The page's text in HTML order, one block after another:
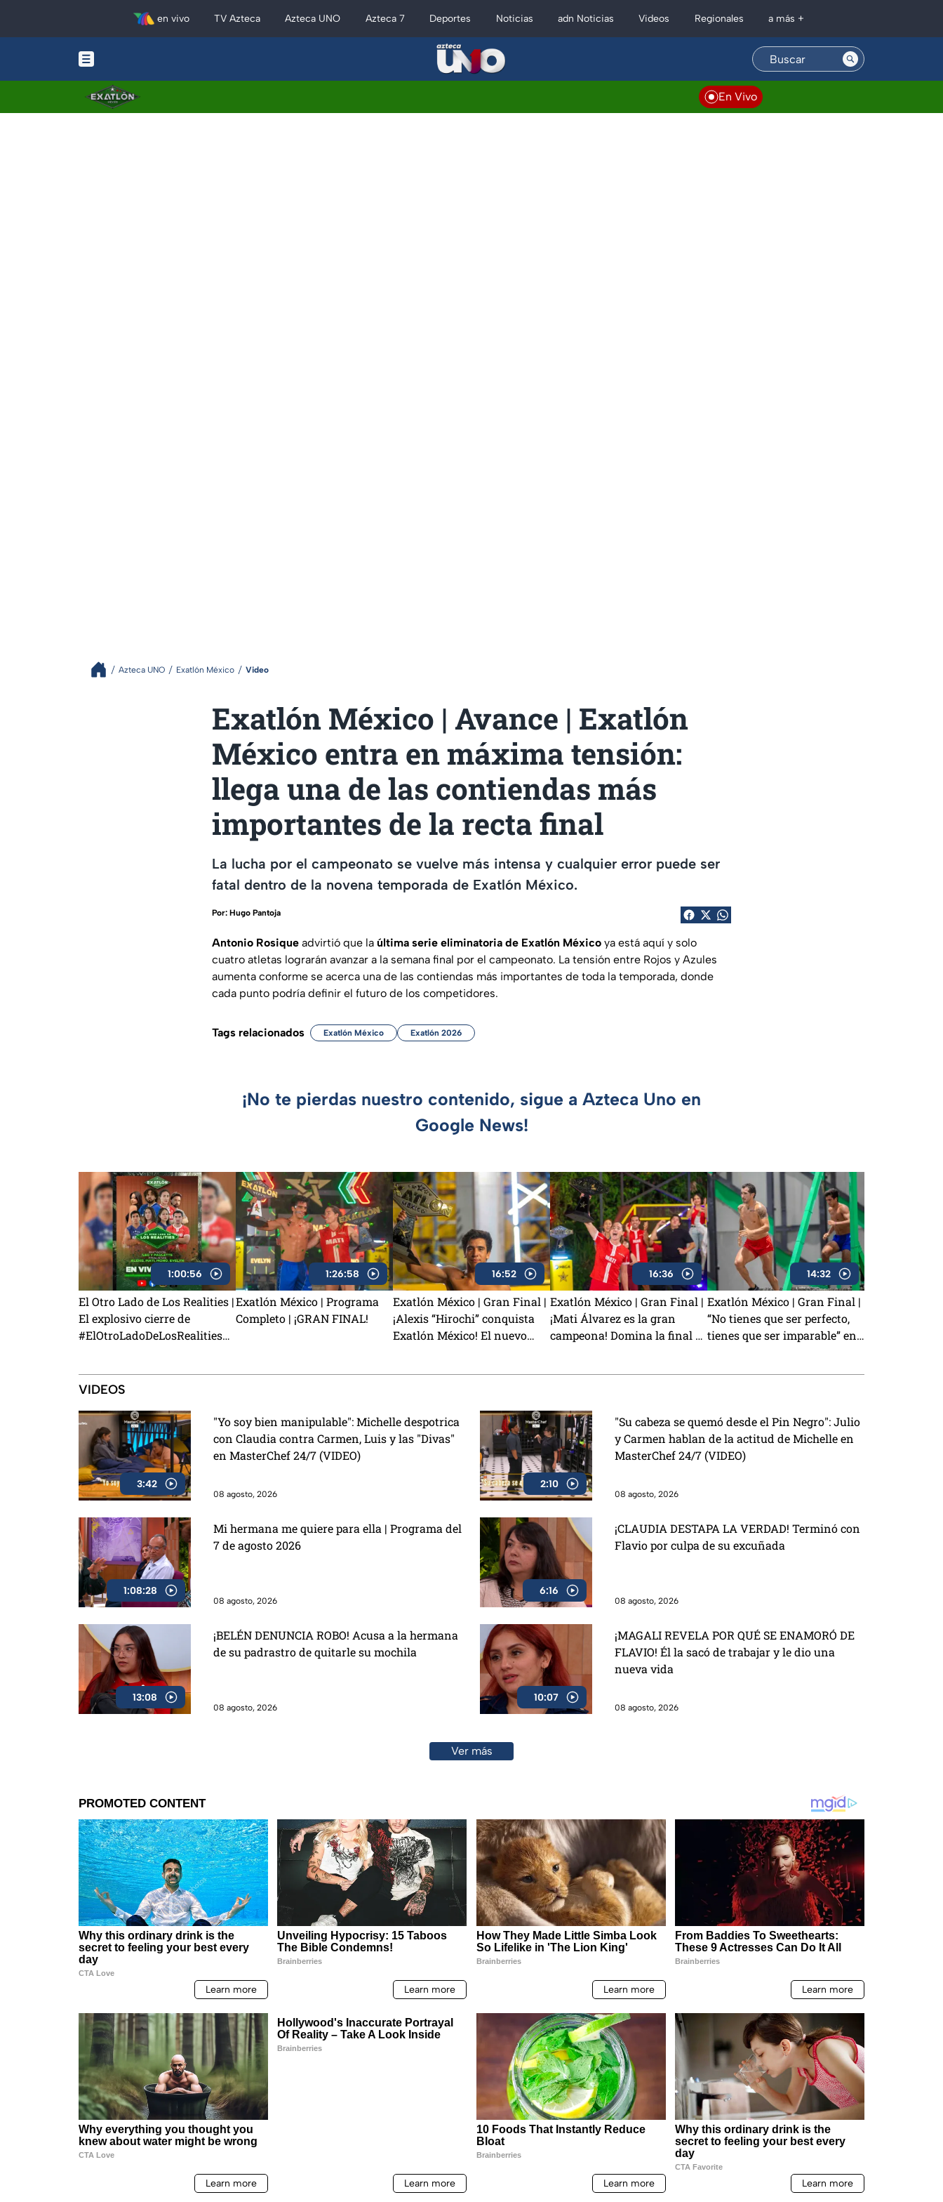
en vivo TV Azteca Azteca UNO Azteca 7 Deportes Noticias adn Noticias Videos Regionales a más +
En Vivo
Azteca UNO Exatlón México Video
Exatlón México | Avance | Exatlón
México entra en máxima tensión:
llega una de las contiendas más
importantes de la recta final
La lucha por el campeonato se vuelve más intensa y cualquier error puede ser
fatal dentro de la novena temporada de Exatlón México.
Por: Hugo Pantoja
Antonio Rosique advirtió que la última serie eliminatoria de Exatlón México ya está aquí y solo
cuatro atletas lograrán avanzar a la semana final por el campeonato. La tensión entre Rojos y Azules
aumenta conforme se acerca una de las contiendas más importantes de toda la temporada, donde
cada punto podría definir el futuro de los competidores.
Tags relacionados Exatlón México Exatlón 2026
¡No te pierdas nuestro contenido, sigue a Azteca Uno en
Google News!
1:00:56
El Otro Lado de Los Realities |
El explosivo cierre de
#ElOtroLadoDeLosRealities
1:26:58
Exatlón México | Programa
Completo | ¡GRAN FINAL!
16:52
Exatlón México | Gran Final |
¡Alexis “Hirochi” conquista
Exatlón México! El nuevo
16:36
Exatlón México | Gran Final |
¡Mati Álvarez es la gran
campeona! Domina la final y
14:32
Exatlón México | Gran Final |
“No tienes que ser perfecto,
tienes que ser imparable” en
VIDEOS
3:42
"Yo soy bien manipulable": Michelle despotrica
con Claudia contra Carmen, Luis y las "Divas"
en MasterChef 24/7 (VIDEO)
08 agosto, 2026
2:10
"Su cabeza se quemó desde el Pin Negro": Julio
y Carmen hablan de la actitud de Michelle en
MasterChef 24/7 (VIDEO)
08 agosto, 2026
1:08:28
Mi hermana me quiere para ella | Programa del
7 de agosto 2026
08 agosto, 2026
6:16
¡CLAUDIA DESTAPA LA VERDAD! Terminó con
Flavio por culpa de su excuñada
08 agosto, 2026
13:08
¡BELÉN DENUNCIA ROBO! Acusa a la hermana
de su padrastro de quitarle su mochila
08 agosto, 2026
10:07
¡MAGALI REVELA POR QUÉ SE ENAMORÓ DE
FLAVIO! Él la sacó de trabajar y le dio una
nueva vida
08 agosto, 2026
Ver más